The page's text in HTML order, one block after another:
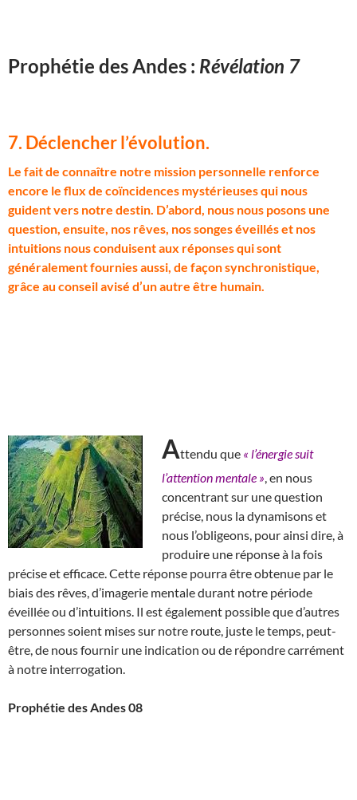
Prophétie des Andes : Révélation 7
7. Déclencher l’évolution.
L e fait de connaître notre mission personnelle renforce
encore le flux de coïncidences mystérieuses qui nous
guident vers notre destin. D’abord, nous nous posons une
question, ensuite, nos rêves, nos songes éveillés et nos
intuitions nous conduisent aux réponses qui sont
généralement fournies aussi, de façon synchronistique,
grâce au conseil avisé d’un autre être humain.
Attendu que « l’énergie suit
l’attention mentale » , en nous
concentrant sur une question
précise, nous la dynamisons et
nous l’obligeons, pour ainsi dire, à
produire une réponse à la fois
précise et efficace. Cette réponse pourra être obtenue par le
biais des rêves, d’imagerie mentale durant notre période
éveillée ou d’intuitions. Il est également possible que d’autres
personnes soient mises sur notre route, juste le temps, peut-
être, de nous fournir une indication ou de répondre carrément
à notre interrogation.
Prophétie des Andes 08